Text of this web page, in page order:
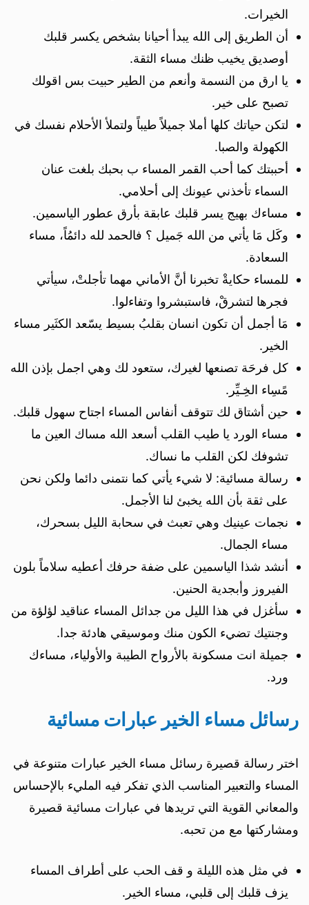
الخيرات.
أن الطريق إلى الله يبدأ أحيانا بشخص يكسر قلبك
أوصديق يخيب ظنك مساء الثقة.
يا ارق من النسمة وأنعم من الطير حبيت بس اقولك
تصبح على خير.
لتكن حياتك كلها أملا جميلاً طيباً ولتملأ الأحلام نفسك في
الكهولة والصبا.
أحببتك كما أحب القمر المساء ب بحبك بلغت عنان
السماء تأخذني عيونك إلى أحلامي.
مساءك بهيج يسر قلبك عابقة بأرق عطور الياسمين.
وكَل مَا يأتي من الله جَميل ؟ فالحمد لله دائمُاً، مساء
السعادة.
للمساء حكايةْ تخبرنا أنَّ الأماني مهما تأجلتْ، سيأتي
فجرها لتشرقْ، فاستبشروا وتفاءلوا.
مَا أجمل أن تكون انسان بقلبُ بسيط يسّعد الكثَير مساء
الخير.
كل فرحَة تصنعها لغيرك، ستعود لك وهي اجمل بإذن الله
مًسِاء الخِـيِّر.
حين أشتاق لك تتوقف أنفاس المساء اجتاح سهول قلبك.
مساء الورد يا طيب القلب أسعد الله مساك العين ما
تشوفك لكن القلب ما نساك.
رسالة مسائية: لا شيء يأتي كما نتمنى دائما ولكن نحن
على ثقة بأن الله يخبئ لنا الأجمل.
نجمات عينيك وهي تعبث في سحابة الليل بسحرك،
مساء الجمال.
أنشد شذا الياسمين على ضفة حرفك أعطيه سلاماً بلون
الفيروز وأبجدية الحنين.
سأغزل في هذا الليل من جدائل المساء عناقيد لؤلؤة من
وجنتيك تضيء الكون منك وموسيقي هادئة جدا.
جميلة انت مسكونة بالأرواح الطيبة والأولياء، مساءك
ورد.
رسائل مساء الخير عبارات مسائية
اختر رسالة قصيرة رسائل مساء الخير عبارات متنوعة في
المساء والتعبير المناسب الذي تفكر فيه المليء بالإحساس
والمعاني القوية التي تريدها في عبارات مسائية قصيرة
ومشاركتها مع من تحبه.
في مثل هذه الليلة و قف الحب على أطراف المساء
يزف قلبك إلى قلبي، مساء الخير.